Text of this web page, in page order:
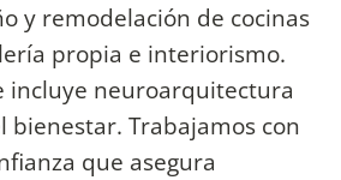
y remodelación de cocinas
propia e interiorismo.
incluye neuroarquitectura
bienestar. Trabajamos con
que asegura